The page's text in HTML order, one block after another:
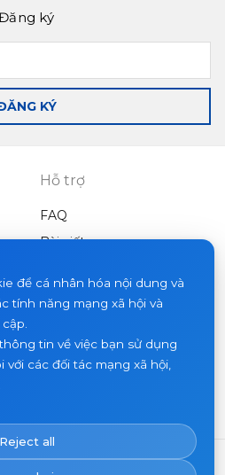
ký
KÝ
Hỗ trợ
FAQ
Bài viết
Dự án
Tin tức
để cá nhân hóa nội dung và
tính năng mạng xã hội và
tin về việc bạn sử dụng
các đối tác mạng xã hội,
Reject all